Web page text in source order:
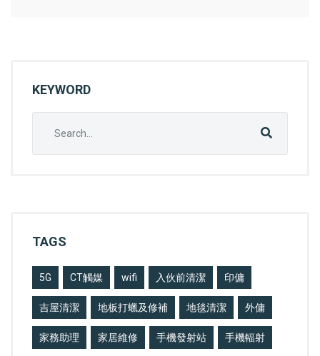
KEYWORD
TAGS
5G CT觸媒 wifi 入伙前清潔 印傭
吉屋清潔 地板打蠟及修補 地毯清潔 外傭
家務助理 家居維修 手機發射站 手機輻射